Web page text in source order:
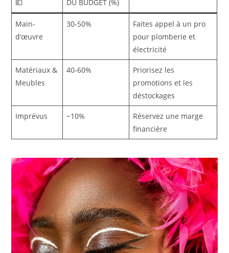
💶
DU BUDGET (%)
Main-
d’œuvre
30-50%
Faites appel à un pro
pour plomberie et
électricité
Matériaux &
Meubles
40-60%
Priorisez les
promotions et les
déstockages
Imprévus ~10%
Réservez une marge
financière